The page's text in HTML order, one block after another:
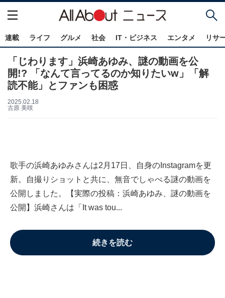
連載 ライフ グルメ 社会 IT・ビジネス エンタメ リサ
「じわります」浜崎あゆみ、謎の動画を公
開!? 「なんて言ってるのか知りたいw」「解
読不能」とファンも困惑
2025.02.18
古原 美咲
歌手の浜崎あゆみさんは2月17日、自身のInstagramを更
新。自撮りショットと共に、無音でしゃべる謎の動画を
公開しました。【実際の投稿：浜崎あゆみ、謎の動画を
公開】浜崎さんは「It was tou...
続きを読む